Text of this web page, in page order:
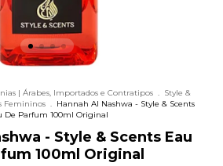
| Árabes, Importados e Contratipos . Style &
Femininos . Hannah Al Nashwa - Style & Scents
De Parfum 100ml Original
- Style & Scents Eau
100ml Original